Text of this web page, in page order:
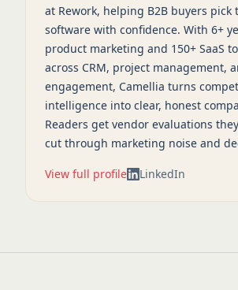
at Rework, helping B2B buyers pick
software with confidence. With 6+
product marketing and 150+ SaaS
across CRM, project management,
engagement, Camellia turns
intelligence into clear, honest
Readers get vendor evaluations
cut through marketing noise and
View full profile LinkedIn